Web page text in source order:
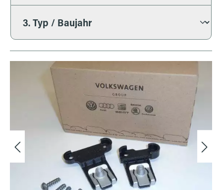
Bildergalerie überspringen